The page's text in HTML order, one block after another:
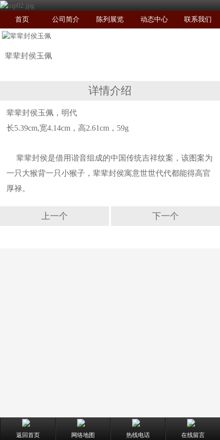
首页 公司简介 陈列展览 动态中心 联系我们
辈辈封侯玉佩
详情介绍
辈辈封侯玉佩，明代
长5.39cm,宽4.14cm，高2.61cm，59g
辈辈封侯是借用谐音组成的中国传统吉祥纹案，该图案为
一只大猴背一只小猴子，辈辈封侯寓意世世代代都能得高官
厚禄。
上一个 下一个
返回首页 网络地图 热线电话 在线留言